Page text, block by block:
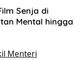
Senja di
Mental hingga
Menteri